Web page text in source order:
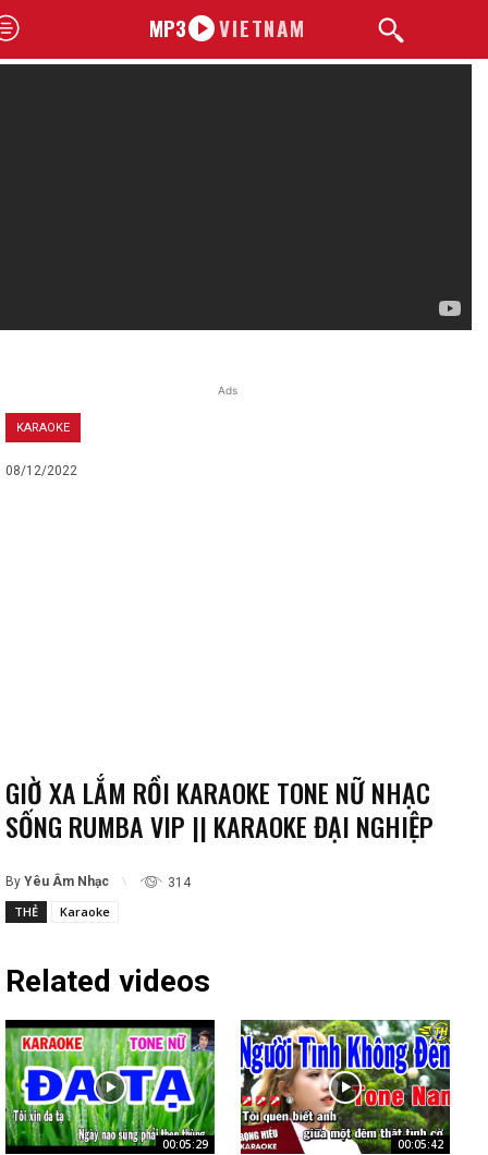
MP3 VIETNAM
Ads
KARAOKE
08/12/2022
GIỜ XA LẮM RỒI KARAOKE TONE NỮ NHẠC
SỐNG RUMBA VIP || KARAOKE ĐẠI NGHIỆP
By Yêu Âm Nhạc 314
THẺ Karaoke
Related videos
00:05:29 00:05:42